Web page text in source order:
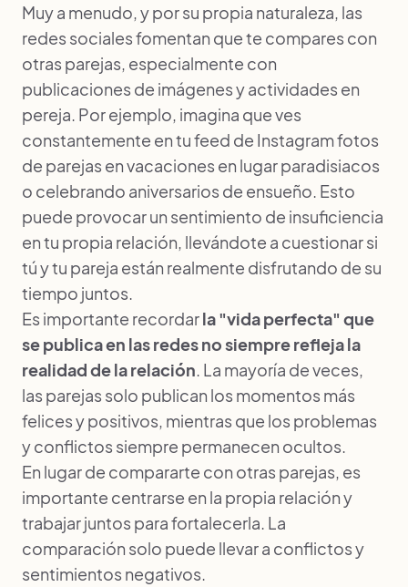
Muy a menudo, y por su propia naturaleza, las
redes sociales fomentan que te compares con
otras parejas, especialmente con
publicaciones de imágenes y actividades en
pereja. Por ejemplo, imagina que ves
constantemente en tu feed de Instagram fotos
de parejas en vacaciones en lugar paradisiacos
o celebrando aniversarios de ensueño. Esto
puede provocar un sentimiento de insuficiencia
en tu propia relación, llevándote a cuestionar si
tú y tu pareja están realmente disfrutando de su
tiempo juntos.
Es importante recordarla "vida perfecta" que
se publica en las redes no siempre refleja la
realidad de la relación . La mayoría de veces,
las parejas solo publican los momentos más
felices y positivos, mientras que los problemas
y conflictos siempre permanecen ocultos.
En lugar de compararte con otras parejas, es
importante centrarse en la propia relación y
trabajar juntos para fortalecerla. La
comparación solo puede llevar a conflictos y
sentimientos negativos.